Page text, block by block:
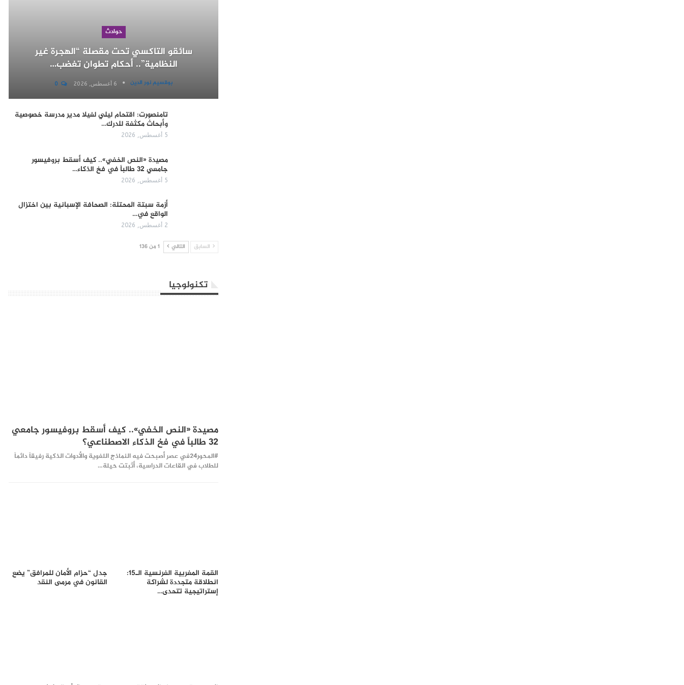
حوادث
سائقو التاكسي تحت مقصلة “الهجرة غير
النظامية”.. أحكام تطوان تغضب…
بوقسيم نور الدين 6 أغسطس, 2026
تامنصورت: اقتحام ليلي لفيلا مدير مدرسة خصوصية
وأبحاث مكثفة للدرك…
5 أغسطس, 2026
مصيدة «النص الخفي».. كيف أسقط بروفيسور
جامعي 32 طالباً في فخ الذكاء…
5 أغسطس, 2026
أزمة سبتة المحتلة: الصحافة الإسبانية بين اختزال
الواقع في…
2 أغسطس, 2026
السابق التالي 1 من 136
تكنولوجيا
مصيدة «النص الخفي».. كيف أسقط بروفيسور جامعي
32 طالباً في فخ الذكاء الاصطناعي؟
#المحور24 ​في عصر أصبحت فيه النماذج اللغوية والأدوات الذكية رفيقاً دائماً
للطلاب في القاعات الدراسية، أثبتت حيلة…
القمة المغربية الفرنسية الـ15:
انطلاقة متجددة لشراكة
إستراتيجية تتحدى…
جدل “حزام الأمان للمرافق” يضع
القانون في مرمى النقد